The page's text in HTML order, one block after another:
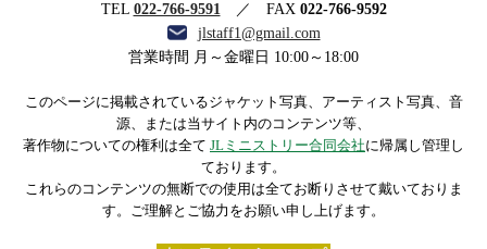
TEL 022-766-9591／ FAX 022-766-9592
jlstaff1@gmail.com
営業時間 月～金曜日 10:00～18:00
このページに掲載されているジャケット写真、アーティスト写真、音
源、または当サイト内のコンテンツ等、
著作物についての権利は全て JLミニストリー合同会社に帰属し管理し
ております。
これらのコンテンツの無断での使用は全てお断りさせて戴いておりま
す。ご理解とご協力をお願い申し上げます。